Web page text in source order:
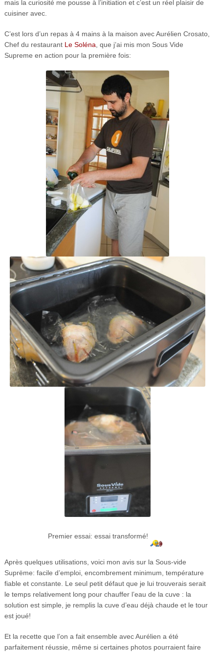
mais la curiosité me pousse à l’initiation et c’est un réel plaisir de
cuisiner avec.
C’est lors d’un repas à 4 mains à la maison avec Aurélien Crosato,
Chef du restaurant Le Soléna, que j’ai mis mon Sous Vide
Supreme en action pour la première fois:
Premier essai: essai transformé!
Après quelques utilisations, voici mon avis sur la Sous-vide
Suprëme: facile d’emploi, encombrement minimum, température
fiable et constante. Le seul petit défaut que je lui trouverais serait
le temps relativement long pour chauffer l’eau de la cuve : la
solution est simple, je remplis la cuve d’eau déjà chaude et le tour
est joué!
Et la recette que l’on a fait ensemble avec Aurélien a été
parfaitement réussie, même si certaines photos pourraient faire